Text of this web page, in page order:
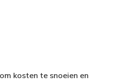
kosten te snoeien en